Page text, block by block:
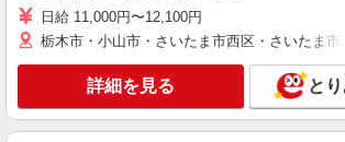
日給 11,000円〜12,100円
栃木市・小山市・さいたま市西区・さいたま
詳細を見る と